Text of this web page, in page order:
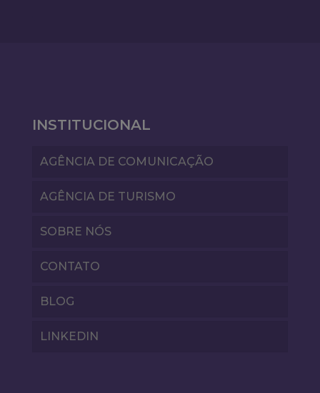
INSTITUCIONAL
AGÊNCIA DE COMUNICAÇÃO
AGÊNCIA DE TURISMO
SOBRE NÓS
CONTATO
BLOG
LINKEDIN